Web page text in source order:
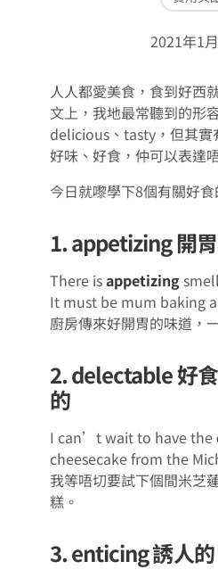
2021年1
人人都愛美食，食到好西
文上，我地最常聽到的形
delicious、tasty，但其實
好味、好食，仲可以表達
今日就嚟學下8個有關好食
1. appetizing 開
There isappetizing
It must be mum baking
廚房傳來好開胃的味道，
2. delectable 好
的
I can’t wait to have the
cheesecake from the
我等唔切要試下個間米芝
糕。
3. enticing 誘人的